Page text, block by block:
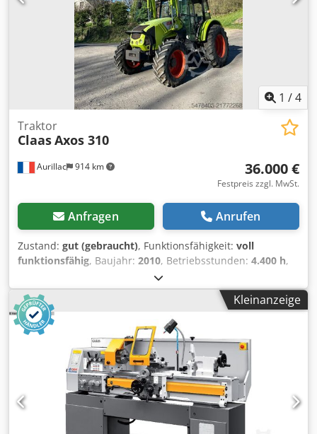
sprechen Sie uns an. Weitere Angebote finden Sie auf
unserer Webseite. Besichtigungen sind nach Absprache
möglich. Wir freuen uns auf Ihren Besuch. Ihr Markus
Hirsch Team
1 /4
Aurillac 914 km
Traktor
ClaasAxos 310
36.000 €
Festpreis zzgl. MwSt.
Anfragen Anrufen
Zustand: gut (gebraucht), Funktionsfähigkeit: voll
funktionsfähig, Baujahr: 2010, Betriebsstunden: 4.400 h,
55,16 kW (75,00 PS),
Maschinen-/Fahrzeugnummer:A2204DAA2203584,
Ausstattung:
, Hydraulischer Wendegetriebe, ohne
Klimaanlage, FL80 Lader Djdpfx Aey Eq Upegxock
Kleinanzeige